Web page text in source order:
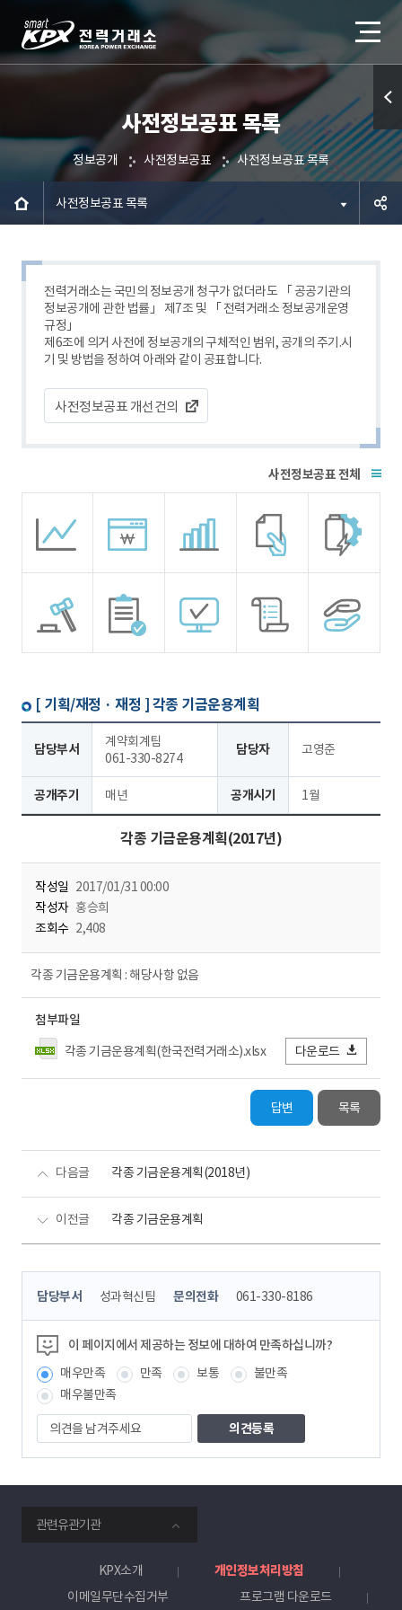
사전정보공표 목록
정보공개 사전정보공표 사전정보공표 목록
사전정보공표 목록
전력거래소는 국민의 정보공개 청구가 없더라도 「 공공기관의
정보공개에 관한 법률」 제7조 및 「 전력거래소 정보공개운영
규정」
제6조에 의거 사전에 정보공개의 구체적인 범위, 공개의 주기.시
기 및 방법을 정하여 아래와 같이 공표합니다.
사전정보공표 개선건의
전체
[ 기획/재정 · 재정 ] 각종 기금운용계획
담당부서
계약회계팀
061-330-8274
담당자 고영준
공개주기 매년 공개시기 1월
각종 기금운용계획(2017년)
작성일 2017/01/31 00:00
작성자 홍승희
조회수 2,408
각종 기금운용계획 : 해당사항 없음
첨부파일
각종 기금운용계획(한국전력거래소).xlsx
다운로드
답변 목록
다음글 각종 기금운용계획(2018년)
이전글 각종 기금운용계획
콘
츠
정
보
책
임
자
담당부서 성과혁신팀 문의전화 061-330-8186
이 페이지에서 제공하는 정보에 대하여 만족하십니까?
매우만족
만족 보통
불만족
매우불만족
의
견
을
겨
주
세
요
관련유관기관
KPX소개
개인정보처리방침
이메일무단수집거부
프로그램 다운로드
퀵메
뉴 열
기